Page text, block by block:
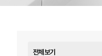
전체보기